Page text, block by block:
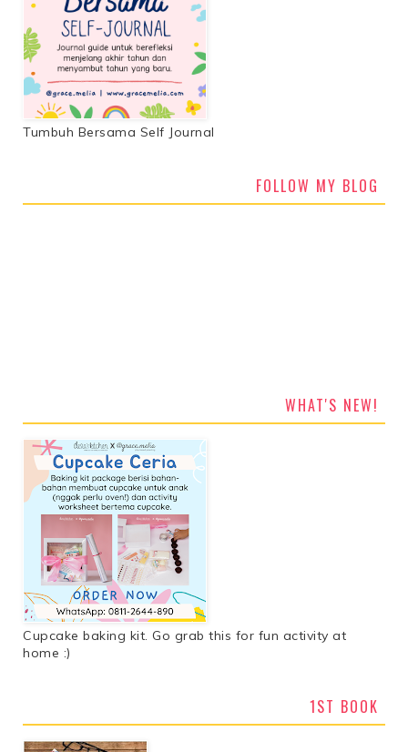
Tumbuh Bersama Self Journal
FOLLOW MY BLOG
WHAT'S NEW!
Cupcake baking kit. Go grab this for fun activity at
home :)
1ST BOOK